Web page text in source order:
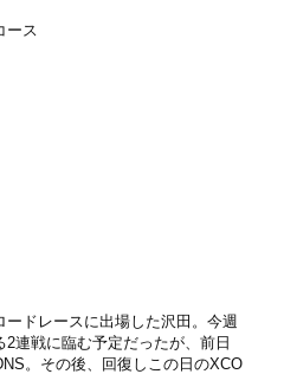
ース
ドレースに出場した沢田。今週
連戦に臨む予定だったが、前日
。その後、回復しこの日のXCO